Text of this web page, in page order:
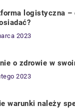
logistyczna –
2023
o zdrowie w
2023
warunki należy